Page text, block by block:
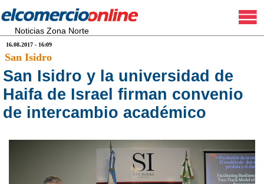
Noticias Zona Norte
16.08.2017 - 16:09
San Isidro
San Isidro y la universidad de
Haifa de Israel firman convenio
de intercambio académico